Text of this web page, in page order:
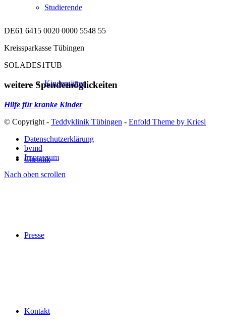
Studierende
Kindergärten
Chronik
Presse
Kontakt
DE61 6415 0020 0000 5548 55
Kreissparkasse Tübingen
SOLADES1TUB
weitere Spendemöglickeiten
Hilfe für kranke Kinder
© Copyright - Teddyklinik Tübingen - Enfold Theme by Kriesi
Datenschutzerklärung
bvmd
Impressum
Nach oben scrollen